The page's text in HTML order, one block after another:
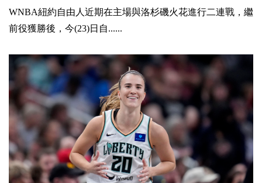
WNBA紐約自由人近期在主場與洛杉磯火花進行二連戰，繼
前役獲勝後，今(23)日自......